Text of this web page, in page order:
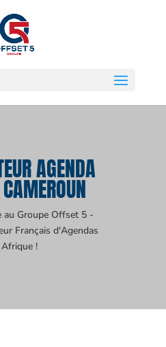
AGENDA
au Groupe Offset 5 -
Français d'Agendas
!